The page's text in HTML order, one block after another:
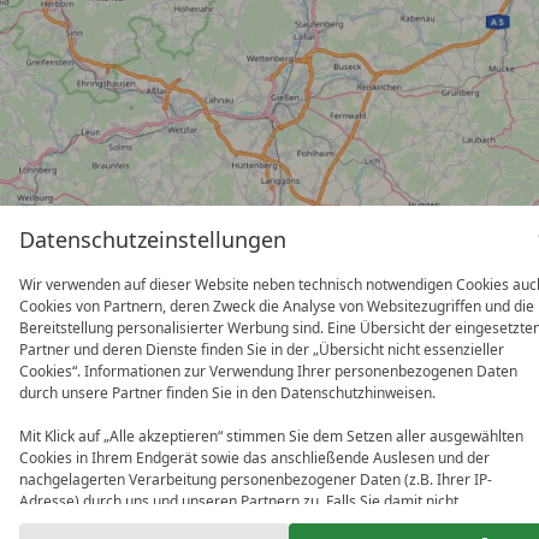
Datenschutzeinstellungen
Wir verwenden auf dieser Website neben technisch notwendigen Cookies
Cookies von Partnern, deren Zweck die Analyse von Websitezugriffen und die
Bereitstellung personalisierter Werbung sind. Eine Übersicht der
Partner und deren Dienste finden Sie in der „Übersicht nicht essenzieller
Cookies“. Informationen zur Verwendung Ihrer personenbezogenen Daten
durch unsere Partner finden Sie in den Datenschutzhinweisen.
Mit Klick auf „Alle akzeptieren“ stimmen Sie dem Setzen aller ausgewählten
Cookies in Ihrem Endgerät sowie das anschließende Auslesen und der
nachgelagerten Verarbeitung personenbezogener Daten (z.B. Ihrer IP-
Adresse) durch uns und unseren Partnern zu. Falls Sie damit nicht
einverstanden sind, klicken Sie bitte auf „Nur essenzielle Cookies“. Eine
Partner